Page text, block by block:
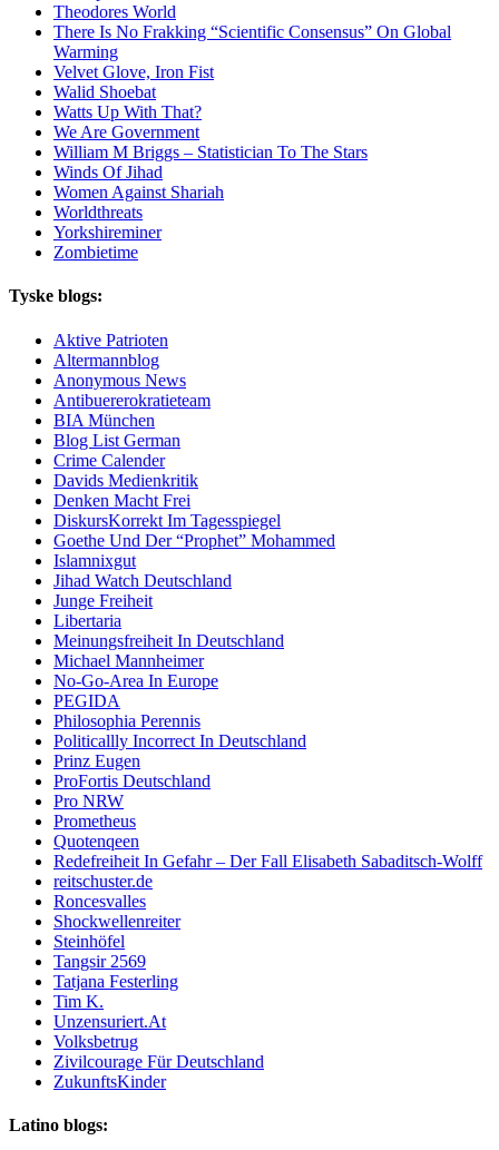
Theodores World
There Is No Frakking “Scientific Consensus” On Global
Warming
Velvet Glove, Iron Fist
Walid Shoebat
Watts Up With That?
We Are Government
William M Briggs – Statistician To The Stars
Winds Of Jihad
Women Against Shariah
Worldthreats
Yorkshireminer
Zombietime
Tyske blogs:
Aktive Patrioten
Altermannblog
Anonymous News
Antibuererokratieteam
BIA München
Blog List German
Crime Calender
Davids Medienkritik
Denken Macht Frei
DiskursKorrekt Im Tagesspiegel
Goethe Und Der “Prophet” Mohammed
Islamnixgut
Jihad Watch Deutschland
Junge Freiheit
Libertaria
Meinungsfreiheit In Deutschland
Michael Mannheimer
No-Go-Area In Europe
PEGIDA
Philosophia Perennis
Politicallly Incorrect In Deutschland
Prinz Eugen
ProFortis Deutschland
Pro NRW
Prometheus
Quotenqeen
Redefreiheit In Gefahr – Der Fall Elisabeth Sabaditsch-Wolff
reitschuster.de
Roncesvalles
Shockwellenreiter
Steinhöfel
Tangsir 2569
Tatjana Festerling
Tim K.
Unzensuriert.At
Volksbetrug
Zivilcourage Für Deutschland
ZukunftsKinder
Latino blogs: